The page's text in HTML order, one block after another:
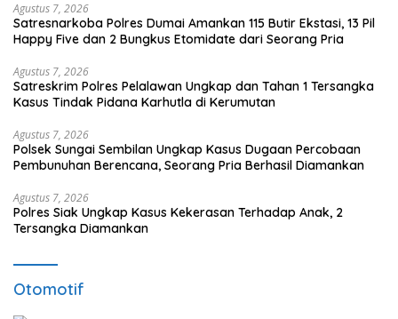
Agustus 7, 2026
Satresnarkoba Polres Dumai Amankan 115 Butir Ekstasi, 13 Pil
Happy Five dan 2 Bungkus Etomidate dari Seorang Pria
Agustus 7, 2026
Satreskrim Polres Pelalawan Ungkap dan Tahan 1 Tersangka
Kasus Tindak Pidana Karhutla di Kerumutan
Agustus 7, 2026
Polsek Sungai Sembilan Ungkap Kasus Dugaan Percobaan
Pembunuhan Berencana, Seorang Pria Berhasil Diamankan
Agustus 7, 2026
Polres Siak Ungkap Kasus Kekerasan Terhadap Anak, 2
Tersangka Diamankan
Otomotif